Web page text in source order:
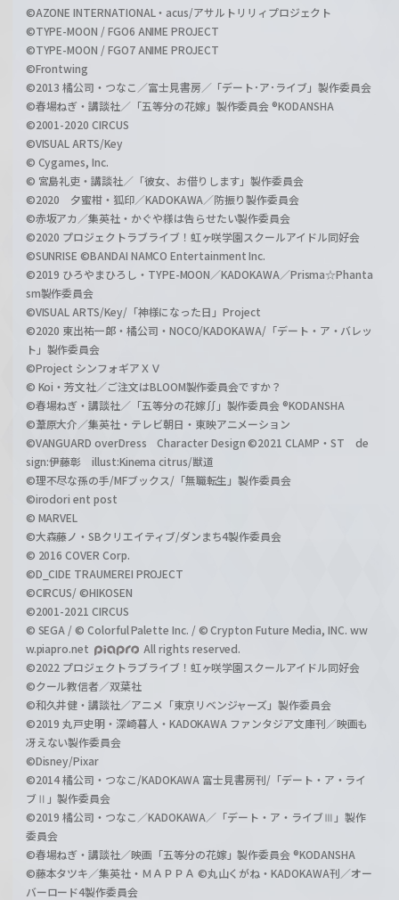
©AZONE INTERNATIONAL・acus/アサルトリリィプロジェクト
©TYPE-MOON / FGO6 ANIME PROJECT
©TYPE-MOON / FGO7 ANIME PROJECT
©Frontwing
©2013 橘公司・つなこ／富士見書房／「デート･ア･ライブ」製作委員会
©春場ねぎ・講談社／「五等分の花嫁」製作委員会 ®KODANSHA
©2001-2020 CIRCUS
©VISUAL ARTS/Key
© Cygames, Inc.
© 宮島礼吏・講談社／「彼女、お借りします」製作委員会
©2020 夕蜜柑・狐印／KADOKAWA／防振り製作委員会
©赤坂アカ／集英社・かぐや様は告らせたい製作委員会
©2020 プロジェクトラブライブ！虹ヶ咲学園スクールアイドル同好会
©SUNRISE ©BANDAI NAMCO Entertainment Inc.
©2019 ひろやまひろし・TYPE-MOON／KADOKAWA／Prisma☆Phanta
sm製作委員会
©VISUAL ARTS/Key/「神様になった日」Project
©2020 東出祐一郎・橘公司・NOCO/KADOKAWA/「デート・ア・バレッ
ト」製作委員会
©Project シンフォギアＸＶ
© Koi・芳文社／ご注文はBLOOM製作委員会ですか？
©春場ねぎ・講談社／「五等分の花嫁∬」製作委員会 ®KODANSHA
©葦原大介／集英社・テレビ朝日・東映アニメーション
©VANGUARD overDress Character Design ©2021 CLAMP・ST de
sign:伊藤彰 illust:Kinema citrus/獣道
©理不尽な孫の手/MFブックス/「無職転生」製作委員会
©irodori ent post
© MARVEL
©大森藤ノ・SBクリエイティブ/ダンまち4製作委員会
© 2016 COVER Corp.
©D_CIDE TRAUMEREI PROJECT
©CIRCUS/ ©HIKOSEN
©2001-2021 CIRCUS
© SEGA / © Colorful Palette Inc. / © Crypton Future Media, INC. ww
w.piapro.net
All rights reserved.
©2022 プロジェクトラブライブ！虹ヶ咲学園スクールアイドル同好会
©クール教信者／双葉社
©和久井健・講談社／アニメ「東京リベンジャーズ」製作委員会
©2019 丸戸史明・深崎暮人・KADOKAWA ファンタジア文庫刊／映画も
冴えない製作委員会
©Disney/Pixar
©2014 橘公司・つなこ/KADOKAWA 富士見書房刊/「デート・ア・ライ
ブⅡ」製作委員会
©2019 橘公司・つなこ／KADOKAWA／「デート・ア・ライブⅢ」製作
委員会
©春場ねぎ・講談社／映画「五等分の花嫁」製作委員会 ®KODANSHA
©藤本タツキ／集英社・ＭＡＰＰＡ ©丸山くがね・KADOKAWA刊／オー
バーロード4製作委員会